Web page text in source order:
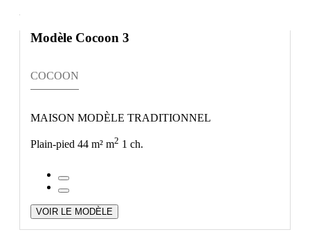
Modèle Cocoon 3
COCOON
MAISON MODÈLE TRADITIONNEL
Plain-pied 44 m² m2 1 ch.
VOIR LE MODÈLE